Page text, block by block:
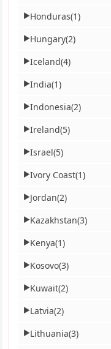
▶Honduras(1)
▶Hungary(2)
▶Iceland(4)
▶India(1)
▶Indonesia(2)
▶Ireland(5)
▶Israel(5)
▶Ivory Coast(1)
▶Jordan(2)
▶Kazakhstan(3)
▶Kenya(1)
▶Kosovo(3)
▶Kuwait(2)
▶Latvia(2)
▶Lithuania(3)